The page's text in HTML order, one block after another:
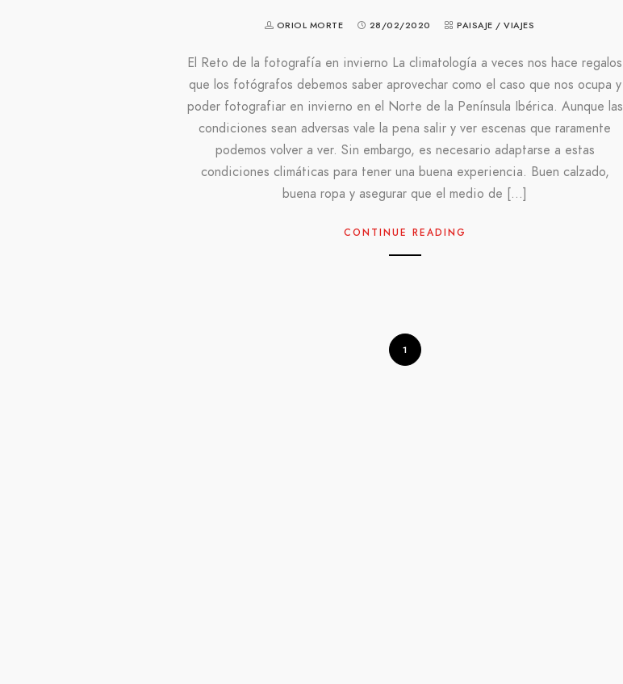
ORIOL MORTE 28/02/2020 PAISAJE /VIAJES
El Reto de la fotografía en invierno La climatología a veces nos hace regalos
que los fotógrafos debemos saber aprovechar como el caso que nos ocupa y
poder fotografiar en invierno en el Norte de la Península Ibérica. Aunque las
condiciones sean adversas vale la pena salir y ver escenas que raramente
podemos volver a ver. Sin embargo, es necesario adaptarse a estas
condiciones climáticas para tener una buena experiencia. Buen calzado,
buena ropa y asegurar que el medio de […]
CONTINUE READING
1